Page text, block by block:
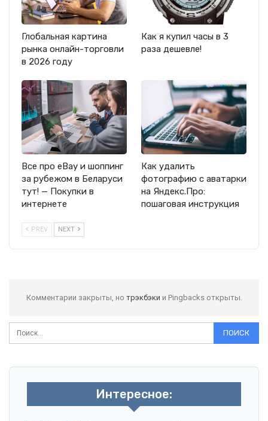
Глобальная картина
рынка онлайн-торговли
в 2026 году
Как я купил часы в 3
раза дешевле!
Все про eBay и шоппинг
за рубежом в Беларуси
тут! — Покупки в
интернете
Как удалить
фотографию с аватарки
на Яндекс.Про:
пошаговая инструкция
PREV NEXT
Комментарии закрыты, но трэкбэки и Pingbacks открыты.
Интересное: